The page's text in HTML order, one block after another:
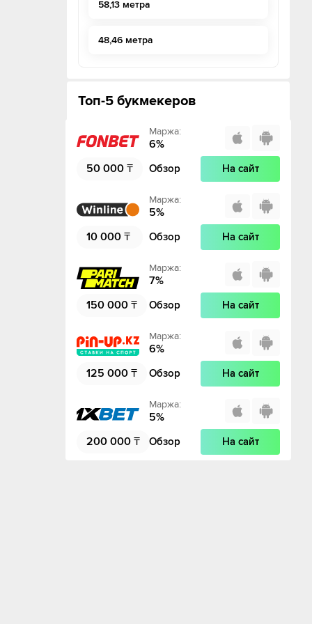
58,13 метра
48,46 метра
Топ-5 букмекеров
50 000 ₸
Маржа:
6%
Обзор На сайт
10 000 ₸
Маржа:
5%
Обзор На сайт
150 000 ₸
Маржа:
7%
Обзор На сайт
125 000 ₸
Маржа:
6%
Обзор На сайт
200 000 ₸
Маржа:
5%
Обзор На сайт